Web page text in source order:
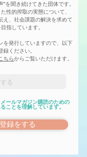
を聞き続けてきた団体です。
性的搾取の実態について、
え、社会課題の解決を求めて
指しています。
を発行していますので、以下
録ください。
ちらからご覧いただけます。
ールマガジン購読のための
ことを理解しています。
録をする